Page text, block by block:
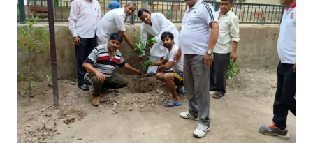
p
p
o
k
n
dl
y
m n
k